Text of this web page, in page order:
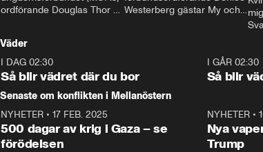
ordförande Douglas Thor
tonårsutvisningarna och hur
Moderaterna ska locka
väljare till valet i höst.
Westerberg gästar My och
Väder
I DAG 02:30
Så blir vädret där du bor
I GÅR 02:30
Så blir
Senaste om konflikten i Mellanöstern
NYHETER • 17 FEB. 2025
500 dagar av krig i Gaza – se
förödelsen
NYHETER•
Nya
Trump